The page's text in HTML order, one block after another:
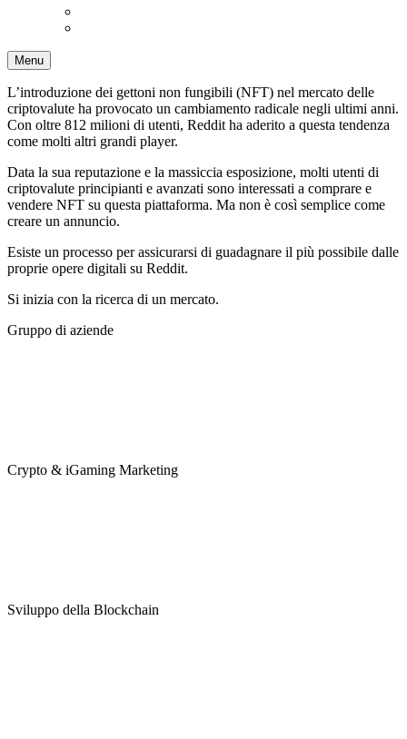
Menu
L’introduzione dei gettoni non fungibili (NFT) nel mercato delle
criptovalute ha provocato un cambiamento radicale negli ultimi anni.
Con oltre 812 milioni di utenti, Reddit ha aderito a questa tendenza
come molti altri grandi player.
Data la sua reputazione e la massiccia esposizione, molti utenti di
criptovalute principianti e avanzati sono interessati a comprare e
vendere NFT su questa piattaforma. Ma non è così semplice come
creare un annuncio.
Esiste un processo per assicurarsi di guadagnare il più possibile dalle
proprie opere digitali su Reddit.
Si inizia con la ricerca di un mercato.
Gruppo di aziende
Crypto & iGaming Marketing
Sviluppo della Blockchain